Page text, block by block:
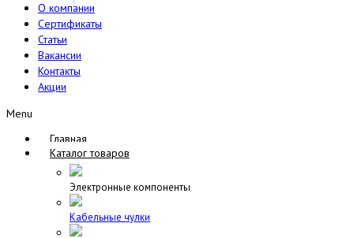
О компании
Сертификаты
Статьи
Вакансии
Контакты
Акции
Menu
Главная
Каталог товаров
Электронные компоненты
Кабельные чулки